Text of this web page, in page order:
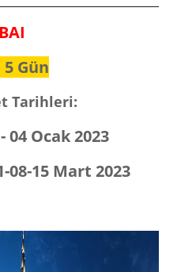
5 Gün
Tarihleri:
04 Ocak 2023
08-15 Mart 2023